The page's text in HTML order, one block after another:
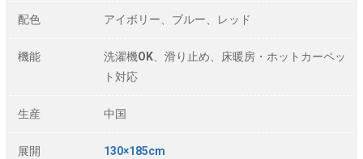
配色 アイボリー、ブルー、レッド
機能
洗濯機OK、滑り止め、床暖房・ホットカーペッ
ト対応
生産 中国
展開
130×185cm